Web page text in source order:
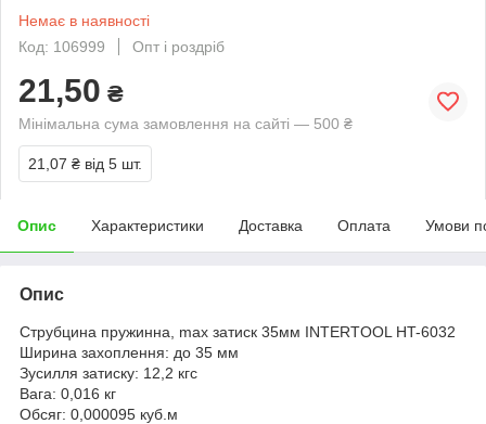
Немає в наявності
Код: 106999
Опт і роздріб
21,50 ₴
Мінімальна сума замовлення на сайті — 500 ₴
21,07 ₴ від 5 шт.
Опис Характеристики Доставка Оплата Умови
Опис
Струбцина пружинна, max затиск 35мм INTERTOOL HT-6032
Ширина захоплення: до 35 мм
Зусилля затиску: 12,2 кгс
Вага: 0,016 кг
Обсяг: 0,000095 куб.м